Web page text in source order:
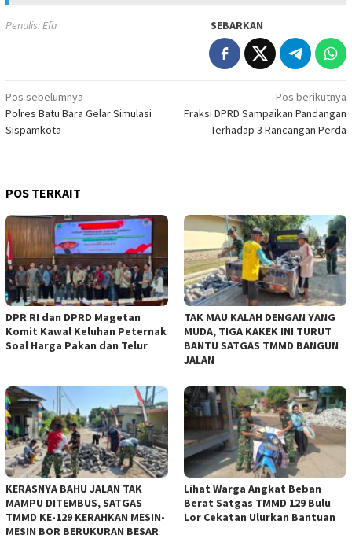
Penulis: Efa SEBARKAN
Navigasi
pos
Pos sebelumnya
Polres Batu Bara Gelar Simulasi
Sispamkota
Pos berikutnya
Fraksi DPRD Sampaikan Pandangan
Terhadap 3 Rancangan Perda
POS TERKAIT
DPR RI dan DPRD Magetan
Komit Kawal Keluhan Peternak
Soal Harga Pakan dan Telur
TAK MAU KALAH DENGAN YANG
MUDA, TIGA KAKEK INI TURUT
BANTU SATGAS TMMD BANGUN
JALAN
KERASNYA BAHU JALAN TAK
MAMPU DITEMBUS, SATGAS
TMMD KE-129 KERAHKAN MESIN-
MESIN BOR BERUKURAN BESAR
Lihat Warga Angkat Beban
Berat Satgas TMMD 129 Bulu
Lor Cekatan Ulurkan Bantuan